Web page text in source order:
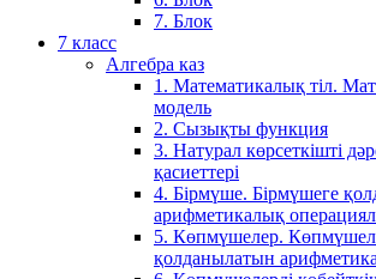
7. Блок
7 класс
Алгебра каз
1. Математикалық тіл.
модель
2. Сызықты функция
3. Натурал көрсеткішті
қасиеттері
4. Бірмүше. Бірмүшеге
арифметикалық
5. Көпмүшелер.
қолданылатын